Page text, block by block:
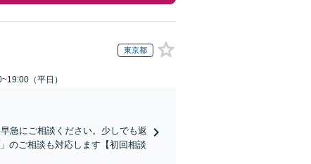
東京都
（平日）
急にご相談ください。少しでも返
のご相談も対応します【初回相談